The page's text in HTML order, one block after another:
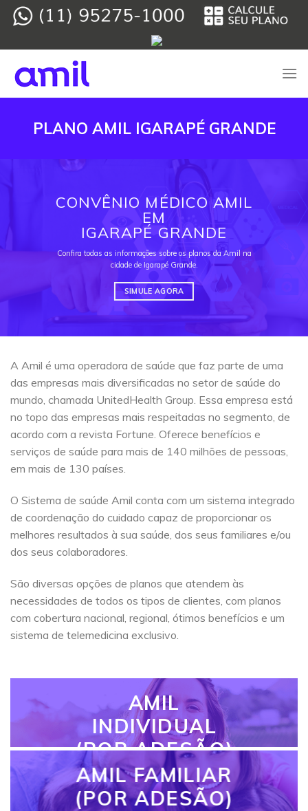
Skip
PLANO AMIL IGARAPÉ GRANDE
CONVÊNIO MÉDICO AMIL
EM
IGARAPÉ GRANDE
Confira todas as informações sobre os planos da Amil na
cidade de Igarapé Grande.
SIMULE AGORA
A Amil é uma operadora de saúde que faz parte de uma
das empresas mais diversificadas no setor de saúde do
mundo, chamada UnitedHealth Group. Essa empresa está
no topo das empresas mais respeitadas no segmento, de
acordo com a revista Fortune. Oferece benefícios e
serviços de saúde para mais de 140 milhões de pessoas,
em mais de 130 países.
O Sistema de saúde Amil conta com um sistema integrado
de coordenação do cuidado capaz de proporcionar os
melhores resultados à sua saúde, dos seus familiares e/ou
dos seus colaboradores.
São diversas opções de planos que atendem às
necessidades de todos os tipos de clientes, com planos
com cobertura nacional, regional, ótimos benefícios e um
sistema de telemedicina exclusivo.
AMIL
INDIVIDUAL
(POR ADESÃO)
AMIL FAMILIAR
(POR ADESÃO)